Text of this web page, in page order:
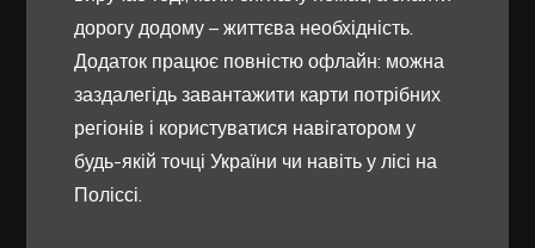
дорогу додому – життєва необхідність.
Додаток працює повністю офлайн: можна
заздалегідь завантажити карти потрібних
регіонів і користуватися навігатором у
будь-якій точці України чи навіть у лісі на
Поліссі.